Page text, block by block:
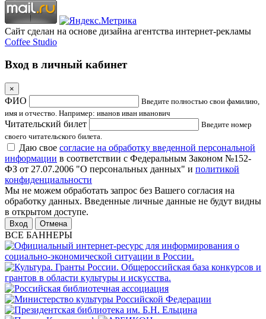
Сайт сделан на основе дизайна агентства интернет-рекламы
Coffee Studio
Вход в личный кабинет
×
ФИО
Введите полностью свои фамилию,
имя и отчество. Например: иванов иван иванович
Читательский билет
Введите номер
своего читательского билета.
Даю свое согласие на обработку введенной персональной
информации в соответствии с Федеральным Законом №152-
ФЗ от 27.07.2006 "О персональных данных" и политикой
конфиденциальности
Мы не можем обработать запрос без Вашего согласия на
обработку данных. Введенные личные данные не будут видны
в открытом доступе.
Отмена
ВСЕ БАННЕРЫ